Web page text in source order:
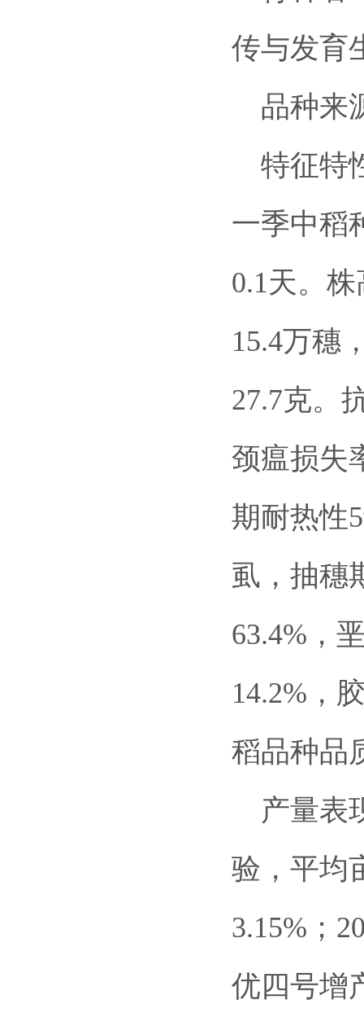
传与发育
品种来
特征特
一季中稻
0.1天。
15.4万穗
27.7克。
颈瘟损失
期耐热性
虱，抽穗
63.4%，
14.2%，
稻品种品
产量表
验，平均
3.15%；
优四号增